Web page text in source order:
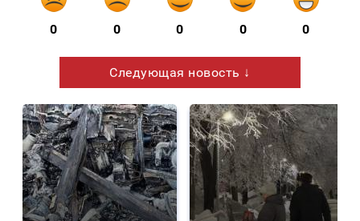
0 0 0 0 0
Следующая новость ↓